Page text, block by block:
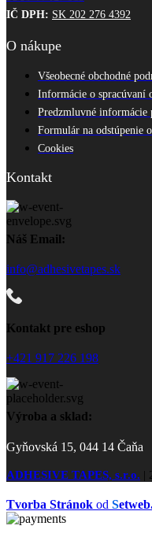
produktu.
IČ DPH: SK 202 276 4392
O nákupe
Všeobecné obchodné
Informácie o spracúvaní
Predzmluvné informácie
Formulár na odstúpenie
Cookies
Kontakt
Náš Email:
info@adhesivetapes.sk
Kontakt pre eshop
+421 917 226 198
Výroba a sklad:
Gyňovská 15, 044 14 Čaňa
ADHESIVE TAPES, s.r.o. |
Tvorba Stránok od S